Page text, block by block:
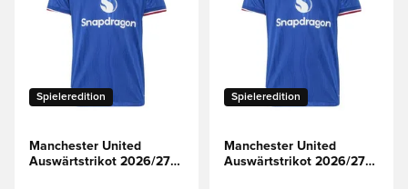
Spieleredition
Manchester United
Auswärtstrikot 2026/27
Spieleredition
Manchester United
Auswärtstrikot 2026/27